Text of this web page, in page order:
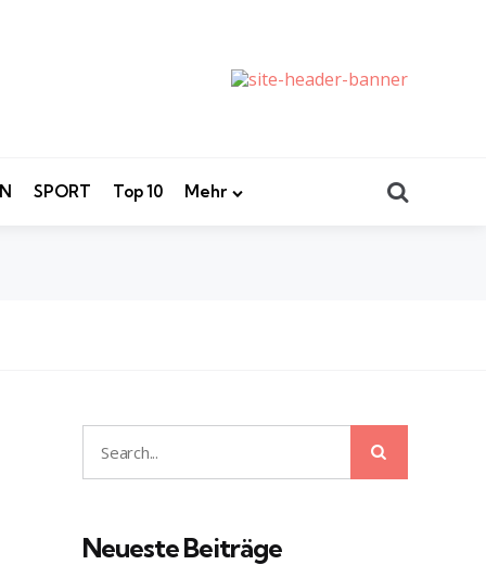
SPORT Top 10 Mehr
Search
for:
Neueste Beiträge